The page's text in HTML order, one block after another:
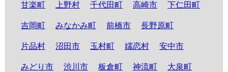
甘楽町 上野村 千代田町 高崎市 下仁田町
吉岡町 みなかみ町 前橋市 長野原町
片品村 沼田市 玉村町 嬬恋村 安中市
みどり市 渋川市 板倉町 神流町 大泉町